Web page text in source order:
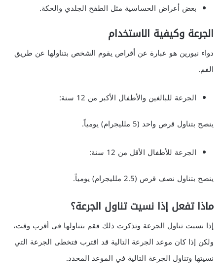
بعض أعراض الحساسية مثل الطفح الجلدي والحكة.
الجرعة وكيفية الاستخدام
دواء نيورين هو عبارة عن أقراص يقوم الشخص بتناولها عن طريق
الفم.
الجرعة للبالغين والأطفال الأكبر من 12 سنة:
ينصح بتناول قرص واحد (5 ملليجرام) يومياً.
الجرعة للأطفال الأقل من 12 سنة:
ينصح بتناول نصف قرص (2.5 ملليجرام) يومياً.
ماذا تفعل إذا نسيت تناول الجرعة؟
إذا نسيت تناول الجرعة وتذكرت ذلك فقم بتناولها في أقرب وقت،
ولكن إذا كان موعد الجرعة التالية قد اقترب فتخطى الجرعة التي
نسيتها وتناول الجرعة التالية في الموعد المحدد.